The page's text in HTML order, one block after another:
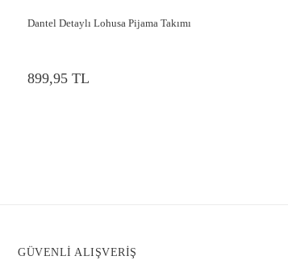
Dantel Detaylı Lohusa Pijama Takımı
899,95 TL
GÜVENLİ ALIŞVERİŞ